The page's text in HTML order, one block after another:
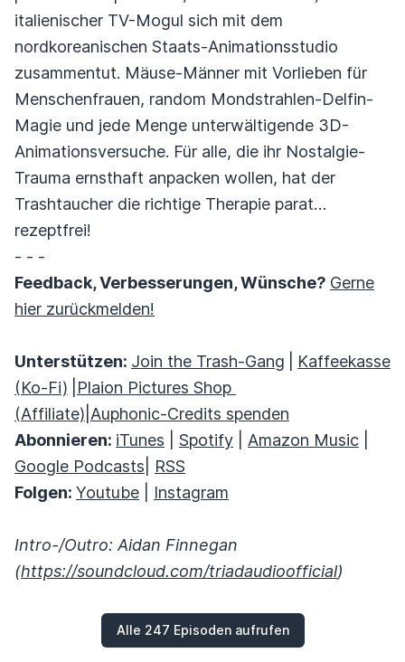
italienischer TV-Mogul sich mit dem
nordkoreanischen Staats-Animationsstudio
zusammentut. Mäuse-Männer mit Vorlieben für
Menschenfrauen, random Mondstrahlen-Delfin-
Magie und jede Menge unterwältigende 3D-
Animationsversuche. Für alle, die ihr Nostalgie-
Trauma ernsthaft anpacken wollen, hat der
Trashtaucher die richtige Therapie parat…
rezeptfrei!
- - -
Feedback, Verbesserungen, Wünsche? Gerne
hier zurückmelden!
Unterstützen: Join the Trash-Gang
Kaffeekasse
(Ko-Fi)
Plaion Pictures Shop
(Affiliate) Auphonic-Credits spenden
Abonnieren: iTunes Spotify Amazon Music
Google Podcasts
RSS
Folgen: Youtube Instagram
Intro-/Outro: Aidan Finnegan
(https://soundcloud.com/triadaudioofficial)
Alle 247 Episoden aufrufen